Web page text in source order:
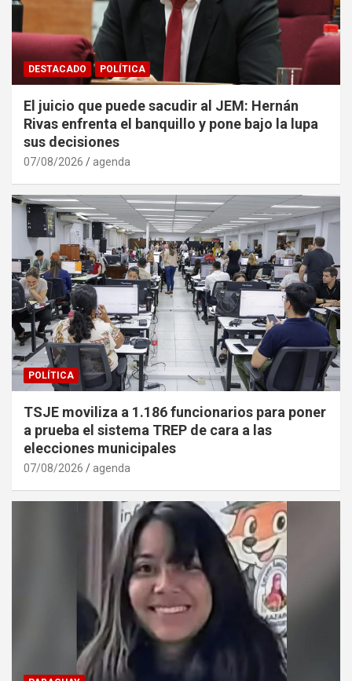
DESTACADO POLÍTICA
El juicio que puede sacudir al JEM: Hernán
Rivas enfrenta el banquillo y pone bajo la lupa
sus decisiones
07/08/2026 agenda
POLÍTICA
TSJE moviliza a 1.186 funcionarios para poner
a prueba el sistema TREP de cara a las
elecciones municipales
07/08/2026 agenda